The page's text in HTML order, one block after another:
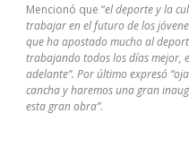
Mencionó que “el deporte y la
trabajar en el futuro de los
que ha apostado mucho al
trabajando todos los días mejor,
adelante”. Por último expresó
cancha y haremos una gran
esta gran obra”.